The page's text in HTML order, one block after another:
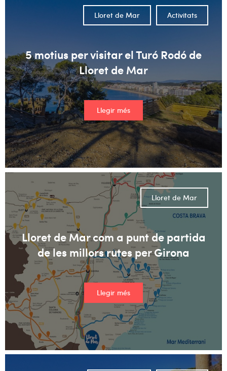
5 motius per visitar el Turó Rodó de
Lloret de Mar
Llegir més
Activitats
Lloret de Mar
Lloret de Mar com a punt de partida
de les millors rutes per Girona
Llegir més
Lloret de Mar